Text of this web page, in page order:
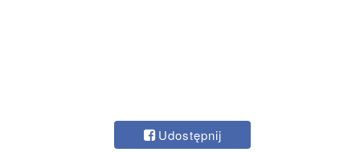
Udostępnij